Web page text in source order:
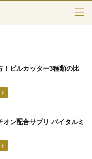
！ピルカッター3種類の比
ン配合サプリ バイタルミ